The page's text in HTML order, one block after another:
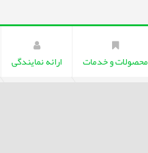
محصولات و خدمات ارائه نمایندگی